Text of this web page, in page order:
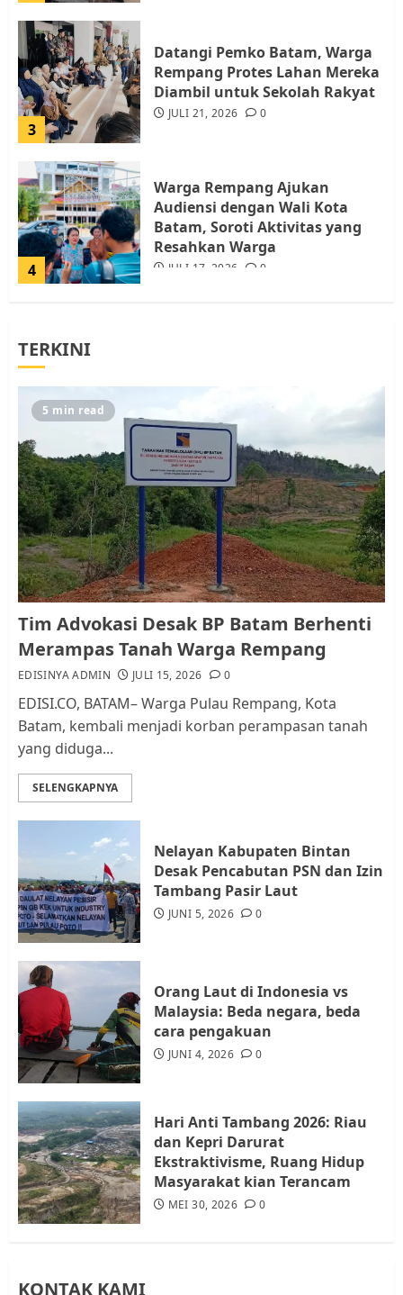
3
Datangi Pemko Batam, Warga
Rempang Protes Lahan Mereka
Diambil untuk Sekolah Rakyat
JULI 21, 2026 0
4
Warga Rempang Ajukan
Audiensi dengan Wali Kota
Batam, Soroti Aktivitas yang
Resahkan Warga
JULI 17, 2026 0
5
1
Pemko Batam Tegaskan RT dan
RW bukan Petugas Pendataan
dan Pemungutan Pajak
AGUSTUS 1, 2026 0
Kader Pajak jadi Penghubung
Pemerintah dan Masyarakat di
Lingkungan RT/RW
AGUSTUS 1, 2026
4
Warga Rempang Ajukan
Audiensi dengan Wali Kota
5
Tim Advokasi Desak BP Batam
Berhenti Merampas Tanah
TERKINI
5 min read
Tim Advokasi Desak BP Batam Berhenti
Merampas Tanah Warga Rempang
EDISINYA ADMIN JULI 15, 2026 0
EDISI.CO, BATAM– Warga Pulau Rempang, Kota
Batam, kembali menjadi korban perampasan tanah
yang diduga...
SELENGKAPNYA
Nelayan Kabupaten Bintan
Desak Pencabutan PSN dan Izin
Tambang Pasir Laut
JUNI 5, 2026 0
Orang Laut di Indonesia vs
Malaysia: Beda negara, beda
cara pengakuan
JUNI 4, 2026 0
Hari Anti Tambang 2026: Riau
dan Kepri Darurat
Ekstraktivisme, Ruang Hidup
Masyarakat kian Terancam
MEI 30, 2026 0
KONTAK KAMI